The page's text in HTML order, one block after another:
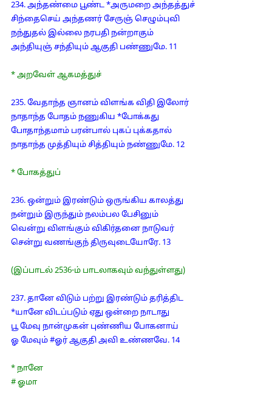
234. அந்தண்மை பூண்ட *அருமறை அந்தத்துச்
சிந்தைசெய் அந்தணர் சேருஞ் செழும்புவி
நந்துதல் இல்லை நரபதி நன்றாகும்
அந்தியுஞ் சந்தியும் ஆகுதி பண்ணுமே. 11
* அறவேள் ஆகமத்துச்
235. வேதாந்த ஞானம் விளங்க விதி இலோர்
நாதாந்த போதம் நணுகிய *போக்கது
போதாந்தமாம் பரன்பால் புகப் புக்கதால்
நாதாந்த முத்தியும் சித்தியும் நண்ணுமே. 12
* போகத்துப்
236. ஒன்றும் இரண்டும் ஒருங்கிய காலத்து
நன்றும் இருந்தும் நலம்பல பேசினும்
வென்று விளங்கும் விகிர்தனை நாடுவர்
சென்று வணங்குந் திருவுடையோரே. 13
(இப்பாடல் 2536-ம் பாடலாகவும் வந்துள்ளது)
237. தானே விடும் பற்று இரண்டும் தரித்திட
*யானே விடப்படும் ஏது ஒன்றை நாடாது
பூ மேவு நான்முகன் புண்ணிய போகனாய்
ஓ மேவும் #ஓர் ஆகுதி அவி உண்ணவே. 14
* நானே
# ஓமா